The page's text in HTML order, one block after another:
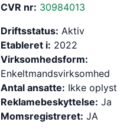
CVR nr: 30984013
Driftsstatus: Aktiv
Etableret i: 2022
Virksomhedsform:
Enkeltmandsvirksomhed
Antal ansatte: Ikke oplyst
Reklamebeskyttelse: Ja
Momsregistreret: JA